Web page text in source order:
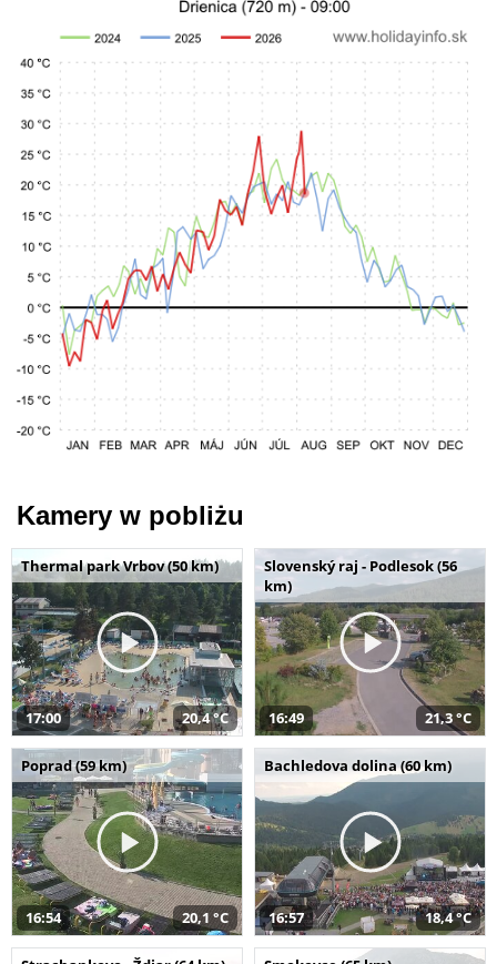
Kamery w pobliżu
Thermal park Vrbov (50 km)
17:00 20,4 °C
Slovenský raj - Podlesok (56
km)
16:49 21,3 °C
Poprad (59 km)
16:54 20,1 °C
Bachledova dolina (60 km)
16:57 18,4 °C